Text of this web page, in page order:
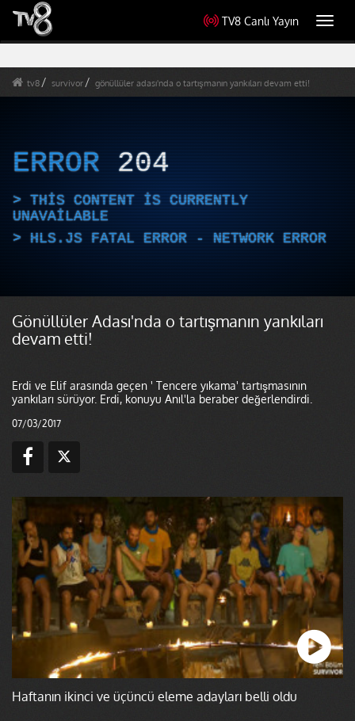
TV8 Canlı Yayın
tv8 survivor gönüllüler adası'nda o tartışmanın yankıları devam etti!
ERROR 204
THIS CONTENT IS CURRENTLY
UNAVAILABLE
HLS.JS FATAL ERROR - NETWORK ERROR
Gönüllüler Adası'nda o tartışmanın yankıları
devam etti!
Erdi ve Elif arasında geçen ' Tencere yıkama' tartışmasının
yankıları sürüyor. Erdi, konuyu Anıl'la beraber değerlendirdi.
07/03/2017
Haftanın ikinci ve üçüncü eleme adayları belli oldu